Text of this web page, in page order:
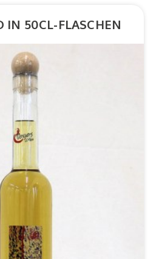
IN 50CL-FLASCHEN